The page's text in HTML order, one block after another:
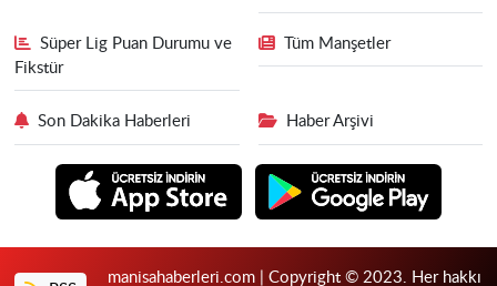
Süper Lig Puan Durumu ve
Fikstür
Tüm Manşetler
Son Dakika Haberleri Haber Arşivi
manisahaberleri.com | Copyright © 2023. Her hakkı